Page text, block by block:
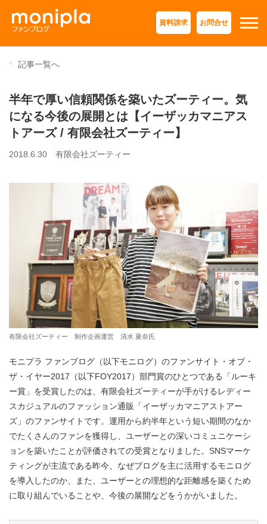
資料請求 お問合せ
記事一覧へ
半年で厚い信頼関係を築いたズーティー。気
になる今後の展開とは【イーザッカマニアス
トアーズ / 有限会社ズーティー】
2018.6.30 有限会社ズーティー
有限会社ズーティー 制作企画運営 清水 夏奈氏
モニプラ ファンブログ（以下モニログ）のファンサイト・オブ・
ザ・イヤー2017（以下FOY2017）部門賞のひとつである「ルーキ
ー賞」を受賞したのは、有限会社ズーティーが手がけるレディー
スカジュアルのファッション通販「イーザッカマニアストアー
ズ」のファンサイトです。運用から約半年という短い期間のなか
でたくさんのファンを獲得し、ユーザーとの深いコミュニケーシ
ョンを築いたことが評価されての受賞となりました。SNSマーケ
ティングが主流である昨今、なぜブログを主に活用するモニログ
を導入したのか、また、ユーザーとの理想的な距離感を築くため
に取り組んでいることや、今後の展開などをうかがいました。